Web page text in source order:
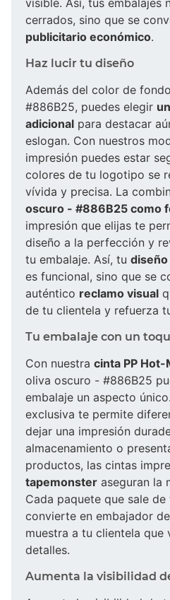
cerrados, sino que se
publicitario económico.
Haz lucir tu diseño
Además del color de
#886B25, puedes elegir
adicional para destacar
eslogan. Con nuestros
impresión puedes estar
colores de tu logotipo se
vívida y precisa. La
oscuro - #886B25 como
impresión que elijas te
diseño a la perfección y
tu embalaje. Así, tu diseño
es funcional, sino que se
auténtico reclamo visual
de tu clientela y refuerza
Tu embalaje con un
Con nuestra cinta PP Hot-
oliva oscuro - #886B25
embalaje un aspecto
exclusiva te permite
dejar una impresión
almacenamiento o
productos, las cintas
tapemonster aseguran la
Cada paquete que sale de
convierte en embajador
muestra a tu clientela que
detalles.
Aumenta la visibilidad